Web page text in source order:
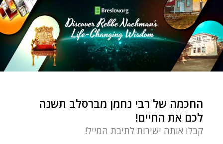
החכמה של רבי נחמן מברסלב תשנה
לכם את החיים!
קבלו אותה ישירות לתיבת המייל!